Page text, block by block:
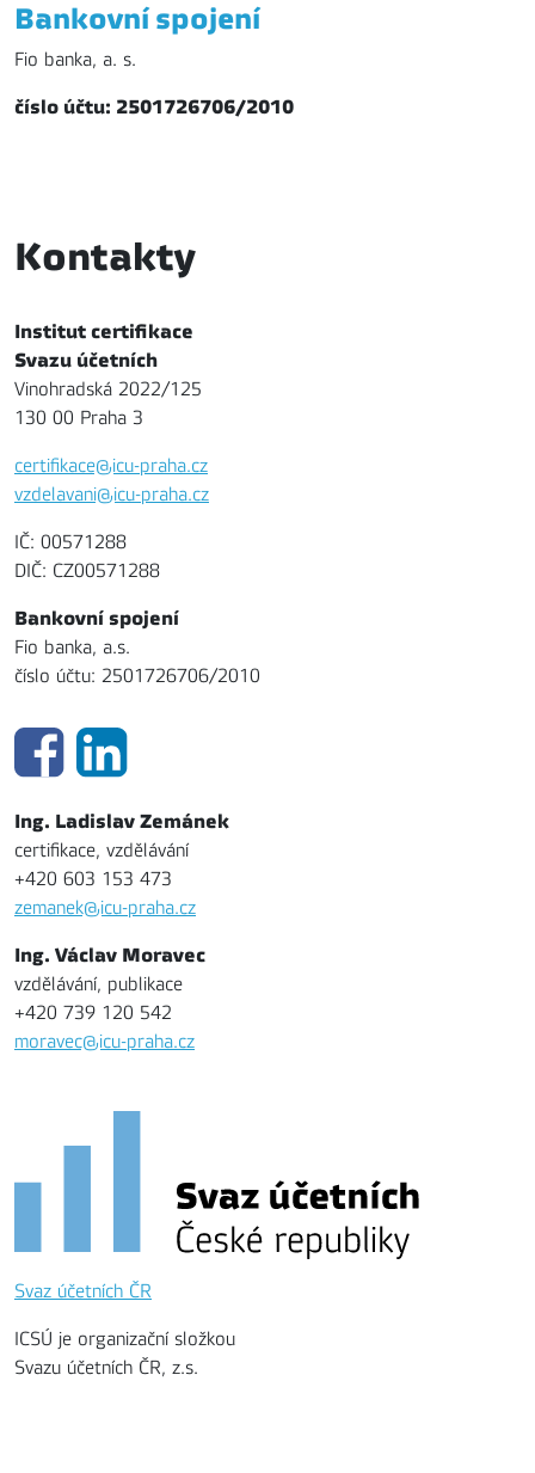
Bankovní spojení
Fio banka, a. s.
číslo účtu: 2501726706/2010
Kontakty
Institut certifikace
Svazu účetních
Vinohradská 2022/125
130 00 Praha 3
certifikace@icu-praha.cz
vzdelavani@icu-praha.cz
IČ: 00571288
DIČ: CZ00571288
Bankovní spojení
Fio banka, a.s.
číslo účtu: 2501726706/2010
Ing. Ladislav Zemánek
certifikace, vzdělávání
+420 603 153 473
zemanek@icu-praha.cz
Ing. Václav Moravec
vzdělávání, publikace
+420 739 120 542
moravec@icu-praha.cz
Svaz účetních ČR
ICSÚ je organizační složkou
Svazu účetních ČR, z.s.